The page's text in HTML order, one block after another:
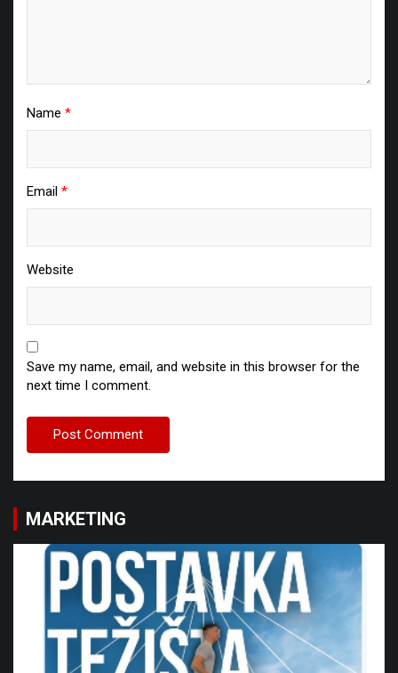
Name *
Email *
Website
Save my name, email, and website in this browser for the
next time I comment.
MARKETING